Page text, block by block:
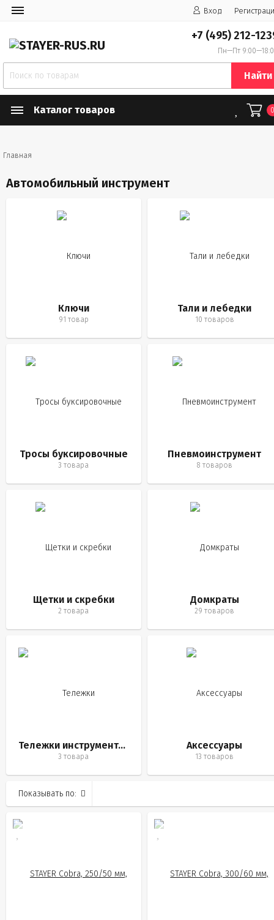
Вход
+7 (495) 212-
Пн—Пт
Найти
Каталог товаров
Главная
Автомобильный инструмент
Ключи
91 товар
Тали и лебедки
10 товаров
Тросы буксировочные
3 товара
Пневмоинструмент
8 товаров
Щетки и скребки
2 товара
Домкраты
29 товаров
Тележки инструментальные
3 товара
Аксессуары
13 товаров
Показывать по: